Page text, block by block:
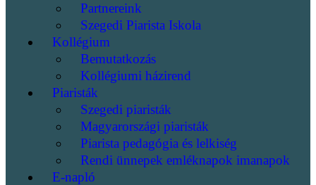
Partnereink
Szegedi Piarista Iskola
Kollégium
Bemutatkozás
Kollégiumi házirend
Piaristák
Szegedi piaristák
Magyarországi piaristák
Piarista pedagógia és lelkiség
Rendi ünnepek emléknapok imanapok
E-napló